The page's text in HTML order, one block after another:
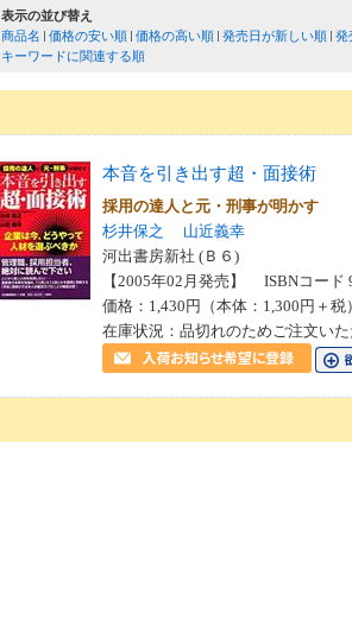
表示の並び替え
商品名
価格の安い順 価格の高い順 発売日が新しい順 発
キーワードに関連する順
本音を引き出す超・面接術
採用の達人と元・刑事が明かす
杉井保之
山近義幸
河出書房新社 (Ｂ６)
【2005年02月発売】 ISBNコード
価格：1,430円（本体：1,300円＋税）
在庫状況：品切れのためご注文い